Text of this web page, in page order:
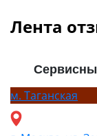
Лента
м. Таганская